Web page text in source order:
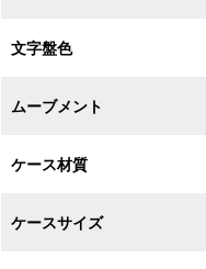
文字盤色
ムーブメント
ケース材質
ケースサイズ